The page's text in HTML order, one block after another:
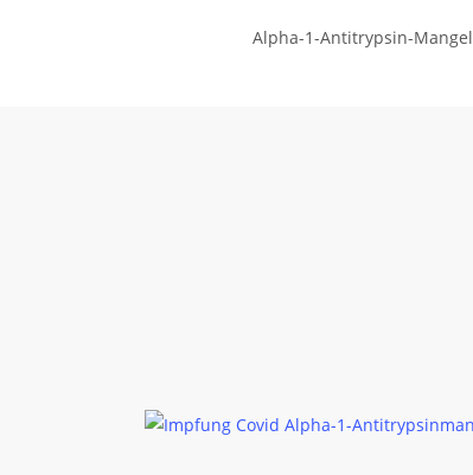
Alpha-1-Antitrypsin-Mangel